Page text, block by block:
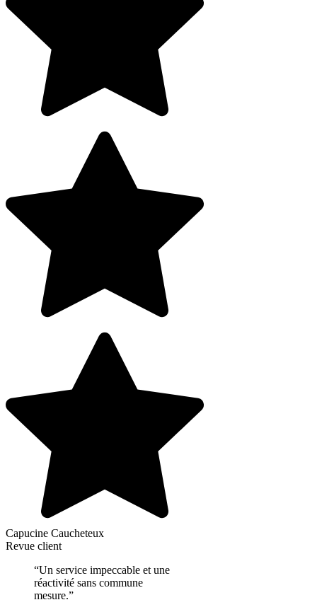
Capucine Caucheteux
Revue client
“Un service impeccable et une
réactivité sans commune
mesure.”